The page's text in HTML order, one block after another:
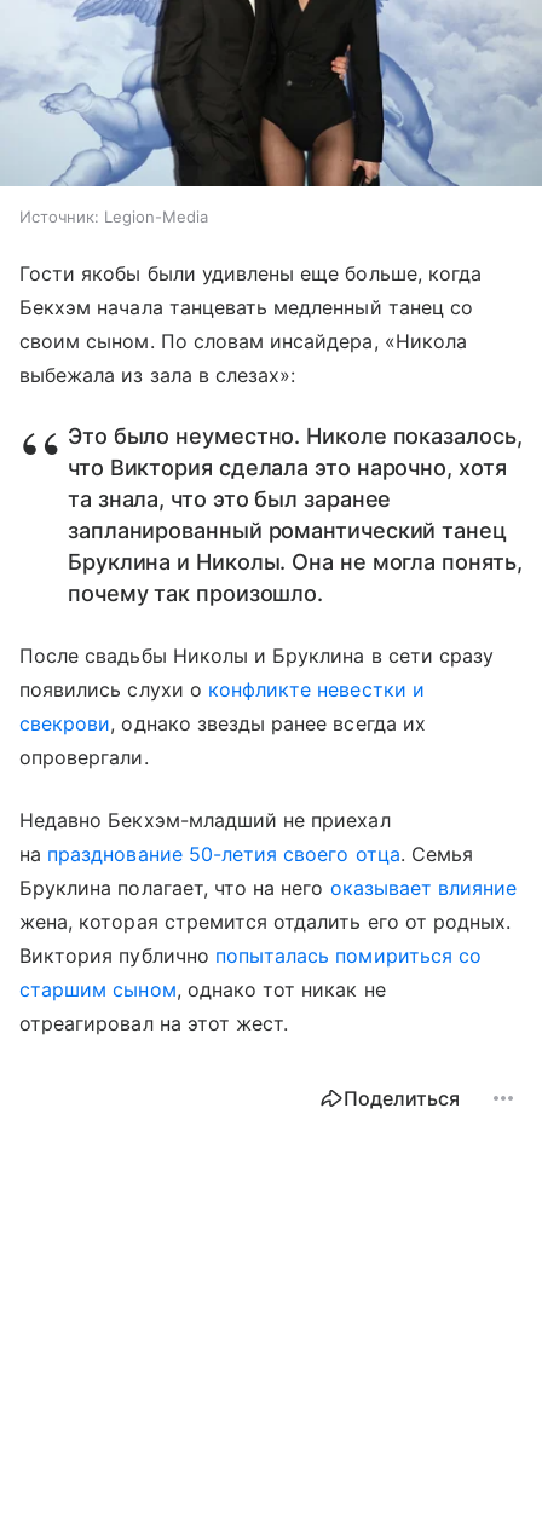
Источник: Legion-Media
Гости якобы были удивлены еще больше, когда
Бекхэм начала танцевать медленный танец со
своим сыном. По словам инсайдера, «Никола
выбежала из зала в слезах»:
Это было неуместно. Николе показалось,
что Виктория сделала это нарочно, хотя
та знала, что это был заранее
запланированный романтический танец
Бруклина и Николы. Она не могла понять,
почему так произошло.
После свадьбы Николы и Бруклина в сети сразу
появились слухи о конфликте невестки и
свекрови, однако звезды ранее всегда их
опровергали.
Недавно Бекхэм-младший не приехал
на празднование 50-летия своего отца. Семья
Бруклина полагает, что на него оказывает влияние
жена, которая стремится отдалить его от родных.
Виктория публично попыталась помириться со
старшим сыном, однако тот никак не
отреагировал на этот жест.
Поделиться